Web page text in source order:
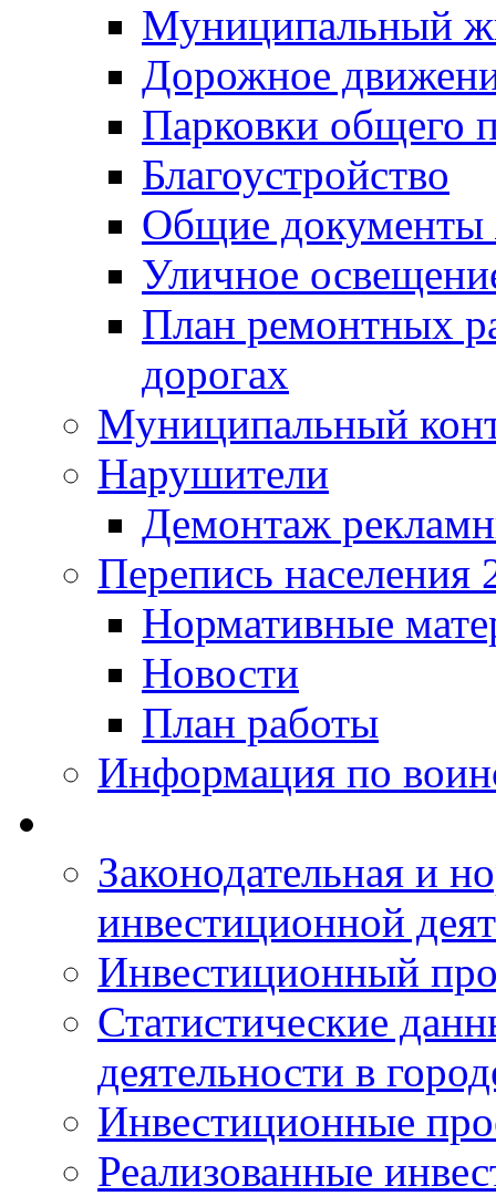
Муниципальный
Дорожное
Парковки общего
Благоустройство
Общие
Уличное
План ремонтных
дорогах
Муниципальный
Нарушители
Демонтаж
Перепись населения
Нормативные
Новости
План работы
Информация по
Законодательная и
инвестиционной
Инвестиционный
Статистические
деятельности в
Инвестиционные
Реализованные